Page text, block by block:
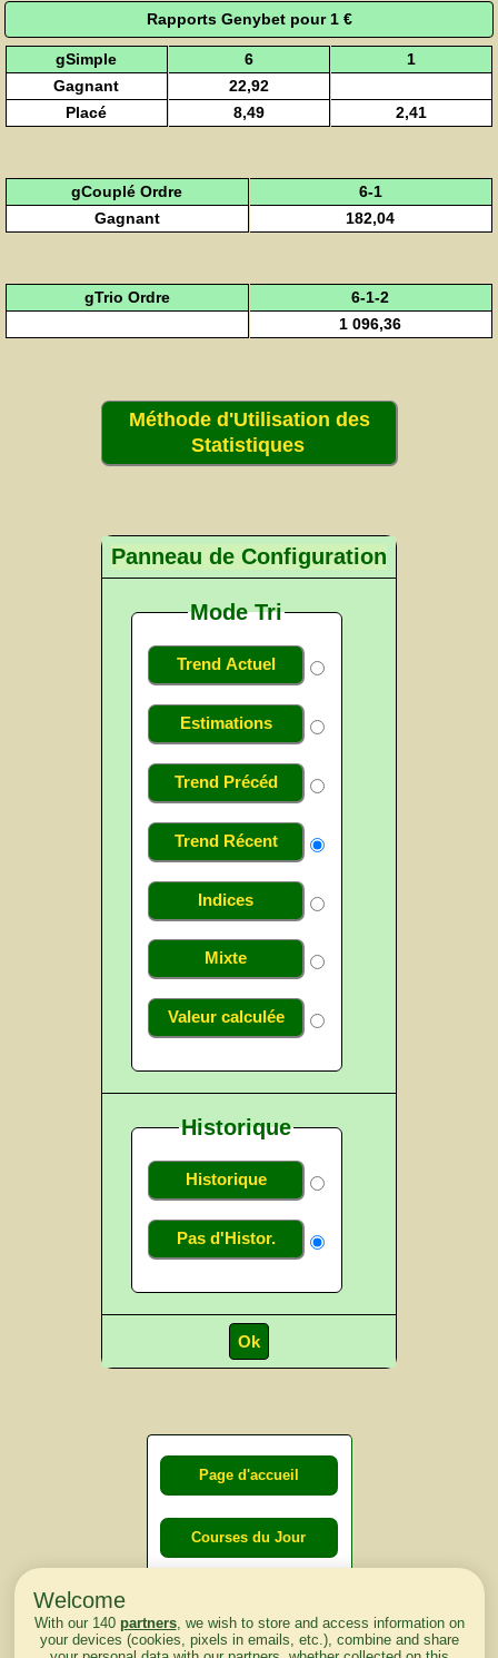
Rapports Genybet pour 1 €
gSimple 6
1
Gagnant
22,92
Placé
8,49 2,41
gCouplé Ordre
6-1
Gagnant
182,04
gTrio Ordre
6-1-2
1 096,36
Méthode d'Utilisation des
Statistiques
Panneau de Configuration
Mode Tri
Trend Actuel
Estimations
Trend Précéd
Trend Récent
Indices
Mixte
Valeur calculée
Historique
Historique
Pas d'Histor.
Page d'accueil
Courses du Jour
lendemain
Welcome
With our 140 partners, we wish to store and access information on
your devices (cookies, pixels in emails, etc.), combine and share